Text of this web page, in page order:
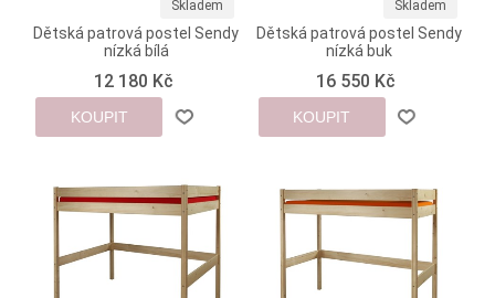
Skladem
Dětská patrová postel Sendy
nízká bílá
12 180 Kč
KOUPIT
Skladem
Dětská patrová postel Sendy
nízká buk
16 550 Kč
KOUPIT